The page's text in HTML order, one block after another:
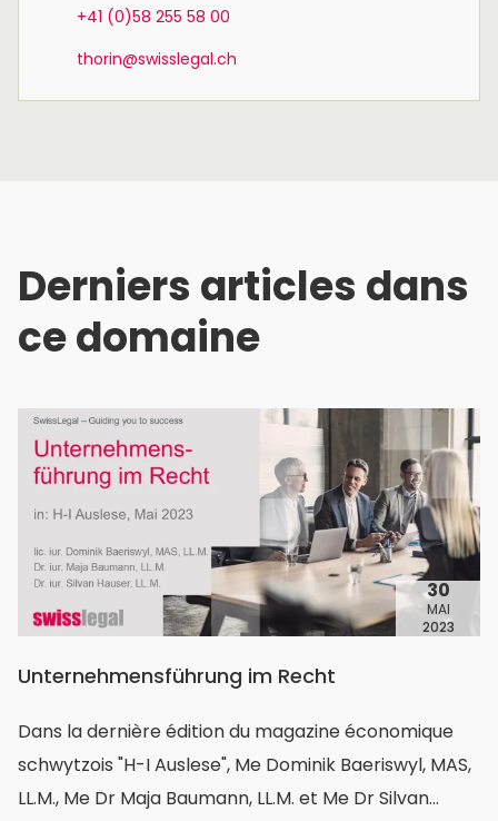
+41 (0)58 255 58 00
thorin@swisslegal.ch
Derniers articles dans
ce domaine
30
MAI
2023
Unternehmensführung im Recht
Dans la dernière édition du magazine économique
schwytzois "H-I Auslese", Me Dominik Baeriswyl, MAS,
LL.M., Me Dr Maja Baumann, LL.M. et Me Dr Silvan